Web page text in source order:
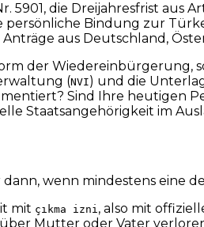
5901, die Dreijahresfrist
persönliche Bindung zur
aus Deutschland,
der
(NVI) und die
Sind Ihre heutigen
Staatsangehörigkeit im
wenn mindestens eine
mit çıkma izni, also mit
Mutter oder Vater